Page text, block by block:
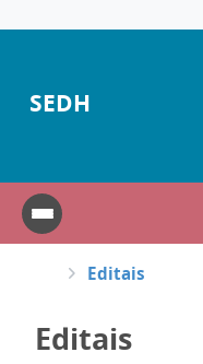
SEDH
Editais
Editais